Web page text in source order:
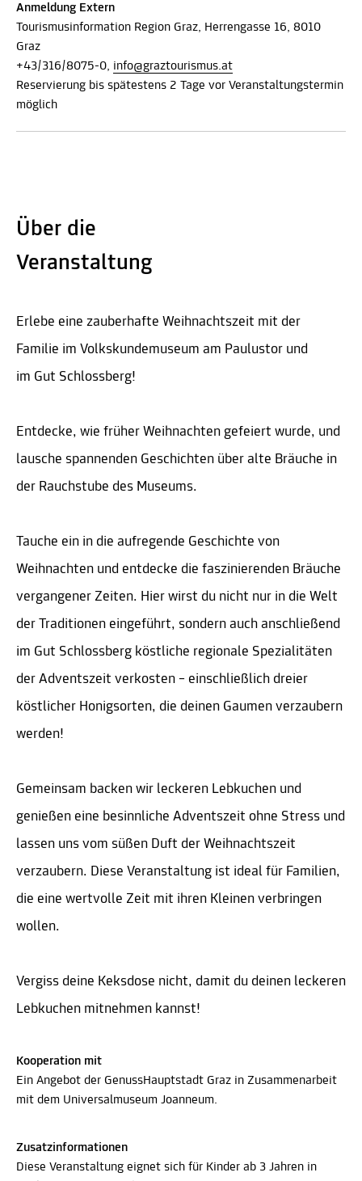
Anmeldung Extern
Tourismusinformation Region Graz, Herrengasse 16, 8010
Graz
+43/316/8075-0, info@graztourismus.at
Reservierung bis spätestens 2 Tage vor Veranstaltungstermin
möglich
Über die
Veranstaltung
Erlebe eine zauberhafte Weihnachtszeit mit der
Familie im Volkskundemuseum am Paulustor und
im Gut Schlossberg!
Entdecke, wie früher Weihnachten gefeiert wurde, und
lausche spannenden Geschichten über alte Bräuche in
der Rauchstube des Museums.
Tauche ein in die aufregende Geschichte von
Weihnachten und entdecke die faszinierenden Bräuche
vergangener Zeiten. Hier wirst du nicht nur in die Welt
der Traditionen eingeführt, sondern auch anschließend
im Gut Schlossberg köstliche regionale Spezialitäten
der Adventszeit verkosten – einschließlich dreier
köstlicher Honigsorten, die deinen Gaumen verzaubern
werden!
Gemeinsam backen wir leckeren Lebkuchen und
genießen eine besinnliche Adventszeit ohne Stress und
lassen uns vom süßen Duft der Weihnachtszeit
verzaubern. Diese Veranstaltung ist ideal für Familien,
die eine wertvolle Zeit mit ihren Kleinen verbringen
wollen.
Vergiss deine Keksdose nicht, damit du deinen leckeren
Lebkuchen mitnehmen kannst!
Kooperation mit
Ein Angebot der GenussHauptstadt Graz in Zusammenarbeit
mit dem Universalmuseum Joanneum.
Zusatzinformationen
Diese Veranstaltung eignet sich für Kinder ab 3 Jahren in